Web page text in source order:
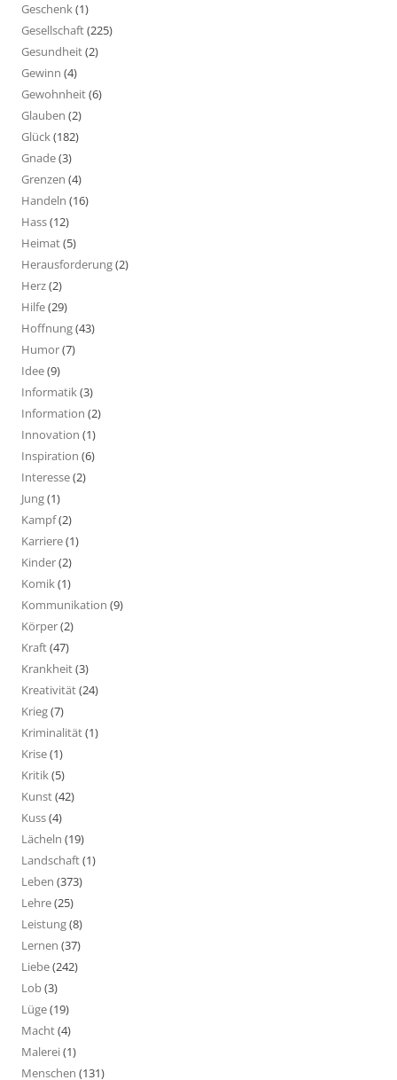
Geschenk(1)
Gesellschaft(225)
Gesundheit(2)
Gewinn (4)
Gewohnheit(6)
Glauben (2)
Glück(182)
Gnade(3)
Grenzen (4)
Handeln (16)
Hass(12)
Heimat(5)
Herausforderung(2)
Herz(2)
Hilfe(29)
Hoffnung(43)
Humor(7)
Idee(9)
Informatik(3)
Information (2)
Innovation (1)
Inspiration (6)
Interesse(2)
Jung(1)
Kampf(2)
Karriere(1)
Kinder(2)
Komik(1)
Kommunikation (9)
Körper(2)
Kraft(47)
Krankheit(3)
Kreativität(24)
Krieg(7)
Kriminalität(1)
Krise(1)
Kritik(5)
Kunst(42)
Kuss(4)
Lächeln (19)
Landschaft(1)
Leben (373)
Lehre(25)
Leistung(8)
Lernen (37)
Liebe(242)
Lob(3)
Lüge(19)
Macht(4)
Malerei(1)
Menschen (131)